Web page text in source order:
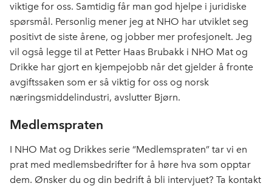
viktige for oss. Samtidig får man god hjelpe i juridiske
spørsmål. Personlig mener jeg at NHO har utviklet seg
positivt de siste årene, og jobber mer profesjonelt. Jeg
vil også legge til at Petter Haas Brubakk i NHO Mat og
Drikke har gjort en kjempejobb når det gjelder å fronte
avgiftssaken som er så viktig for oss og norsk
næringsmiddelindustri, avslutter Bjørn.
Medlemspraten
I NHO Mat og Drikkes serie “Medlemspraten” tar vi en
prat med medlemsbedrifter for å høre hva som opptar
dem. Ønsker du og din bedrift å bli intervjuet? Ta kontakt